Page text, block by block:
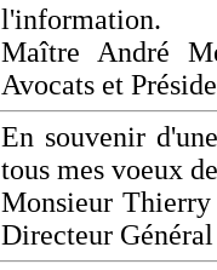
l'information.
Maître André
Avocats et
En souvenir
tous mes voeux
Monsieur
Directeur